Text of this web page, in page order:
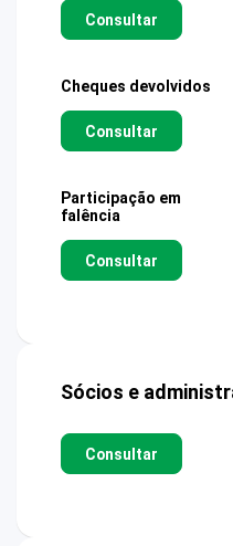
Consultar
Cheques devolvidos
Consultar
Participação em
falência
Consultar
Sócios e
Consultar